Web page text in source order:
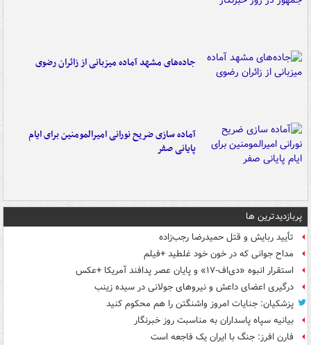
جاده‌های مشهد آماده میزبانی از زائران رضوی
آماده سازی ضریح نورانی امیرالمومنین برای ایام
پایانی صفر
پربازدیدترین ها
تأیید ربایش و قتل حمیدرضا رجب‌زاده
مداح جوانی که در خون خود غلطید +فیلم
استقرار انبوه «دی‌اف‑۱۷» و پایان عصر پدافند آمریکا +عکس
درگیری اعضای داعش و نیروهای جولانی در سیده زینب
پزشکیان: جنایات امروز واشنگتن را هم محکوم کنید
بیانیه سپاه پاسداران به مناسبت روز خبرنگار
فارن افرز: جنگ با ایران یک فاجعه است